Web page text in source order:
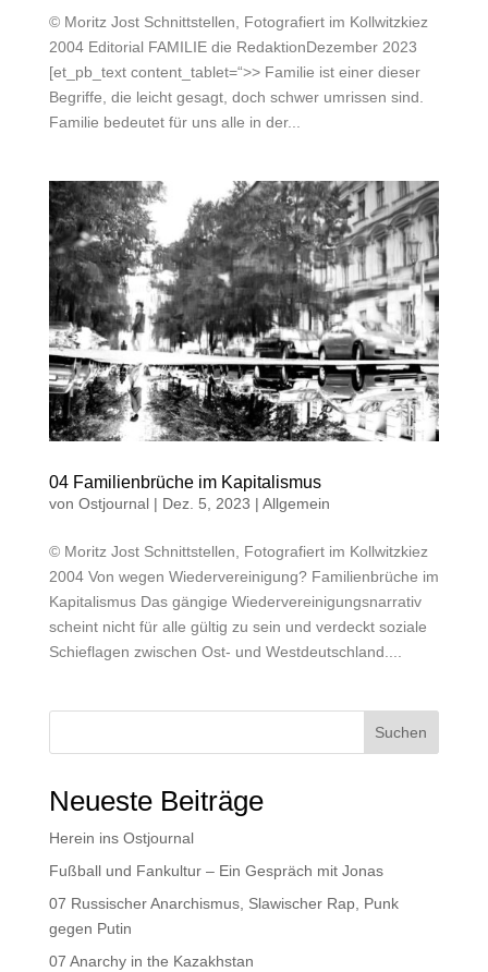
© Moritz Jost Schnittstellen, Fotografiert im Kollwitzkiez
2004 Editorial FAMILIE die RedaktionDezember 2023
[et_pb_text content_tablet=“>> Familie ist einer dieser
Begriffe, die leicht gesagt, doch schwer umrissen sind.
Familie bedeutet für uns alle in der...
04 Familienbrüche im Kapitalismus
von Ostjournal| Dez. 5, 2023 | Allgemein
© Moritz Jost Schnittstellen, Fotografiert im Kollwitzkiez
2004 Von wegen Wiedervereinigung? Familienbrüche im
Kapitalismus Das gängige Wiedervereinigungsnarrativ
scheint nicht für alle gültig zu sein und verdeckt soziale
Schieflagen zwischen Ost- und Westdeutschland....
Suchen
Neueste Beiträge
Herein ins Ostjournal
Fußball und Fankultur – Ein Gespräch mit Jonas
07 Russischer Anarchismus, Slawischer Rap, Punk
gegen Putin
07 Anarchy in the Kazakhstan